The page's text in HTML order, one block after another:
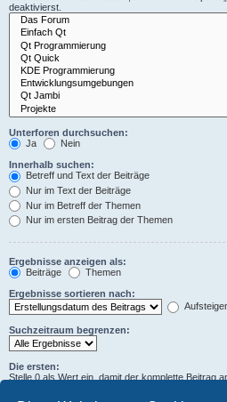
deaktivierst.
Unterforen durchsuchen:
Ja
Nein
Innerhalb suchen:
Betreff und Text der Beiträge
Nur im Text der Beiträge
Nur im Betreff der Themen
Nur im ersten Beitrag der Themen
Ergebnisse anzeigen als:
Beiträge
Themen
Ergebnisse sortieren nach:
Suchzeitraum begrenzen:
Die ersten:
Stelle 0 als Wert ein, damit der komplette Beitrag